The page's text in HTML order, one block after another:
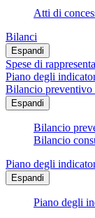
Atti di
Bilanci
Espandi
Spese di
Piano degli
Bilancio preventivo
Espandi
Bilancio
Bilancio
Piano degli
Espandi
Piano degli